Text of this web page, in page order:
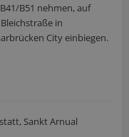
B51 nehmen, auf
in
City einbiegen.
Sankt Arnual